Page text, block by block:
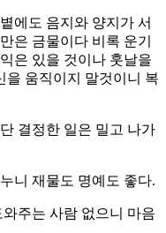
에도 음지와 양지가 서
은 금물이다 비록 운기
은 있을 것이나 훗날을
을 움직이지 말것이니 복
결정한 일은 밀고 나가
니 재물도 명예도 좋다.
주는 사람 없으니 마음